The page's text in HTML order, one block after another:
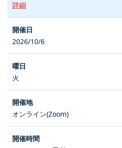
詳細
2026/10/6
火
オンライン(Zoom)